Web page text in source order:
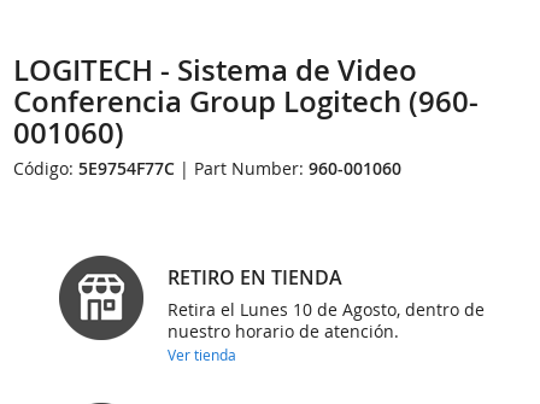
LOGITECH - Sistema de Video
Conferencia Group Logitech (960-
001060)
Código:5E9754F77C | Part Number:960-001060
RETIRO EN TIENDA
Retira el Lunes 10 de Agosto, dentro de
nuestro horario de atención.
Ver tienda